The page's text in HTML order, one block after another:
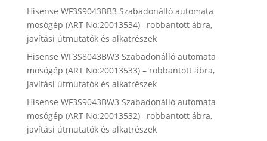
Hisense WF3S9043BB3 Szabadonálló automata
mosógép (ART No:20013534)– robbantott ábra,
javítási útmutatók és alkatrészek
Hisense WF3S8043BW3 Szabadonálló automata
mosógép (ART No:20013533) – robbantott ábra,
javítási útmutatók és alkatrészek
Hisense WF3S9043BW3 Szabadonálló automata
mosógép (ART No:20013532)– robbantott ábra,
javítási útmutatók és alkatrészek